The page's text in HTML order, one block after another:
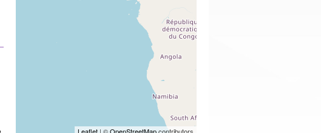
OpenStreetMap contributors
Neukölln(1)